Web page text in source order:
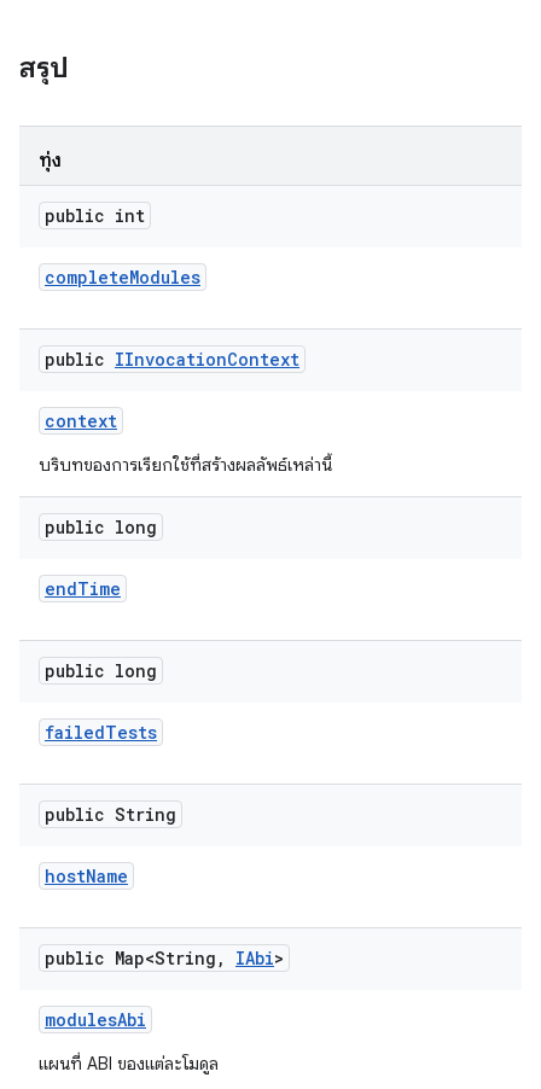
สรุป
ทุ่ง
public int
completeModules
public IInvocationContext
context
บริบทของการเรียกใช้ที่สร้างผลลัพธ์เหล่านี้
public long
endTime
public long
failedTests
public String
hostName
public Map<String , IAbi>
modulesAbi
แผนที่ ABI ของแต่ละโมดูล